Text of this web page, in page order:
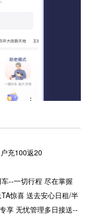
充100返20
--一切行程 尽在掌握
惊喜 送去安心日租/半
享 无忧管理多日接送--